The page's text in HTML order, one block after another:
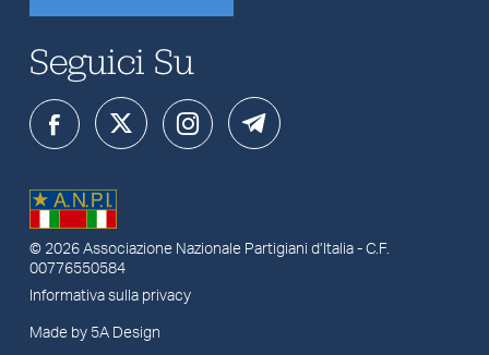
Seguici Su
© 2026 Associazione Nazionale Partigiani d’Italia- C.F.
00776550584
Informativa sulla privacy
Made by 5A Design